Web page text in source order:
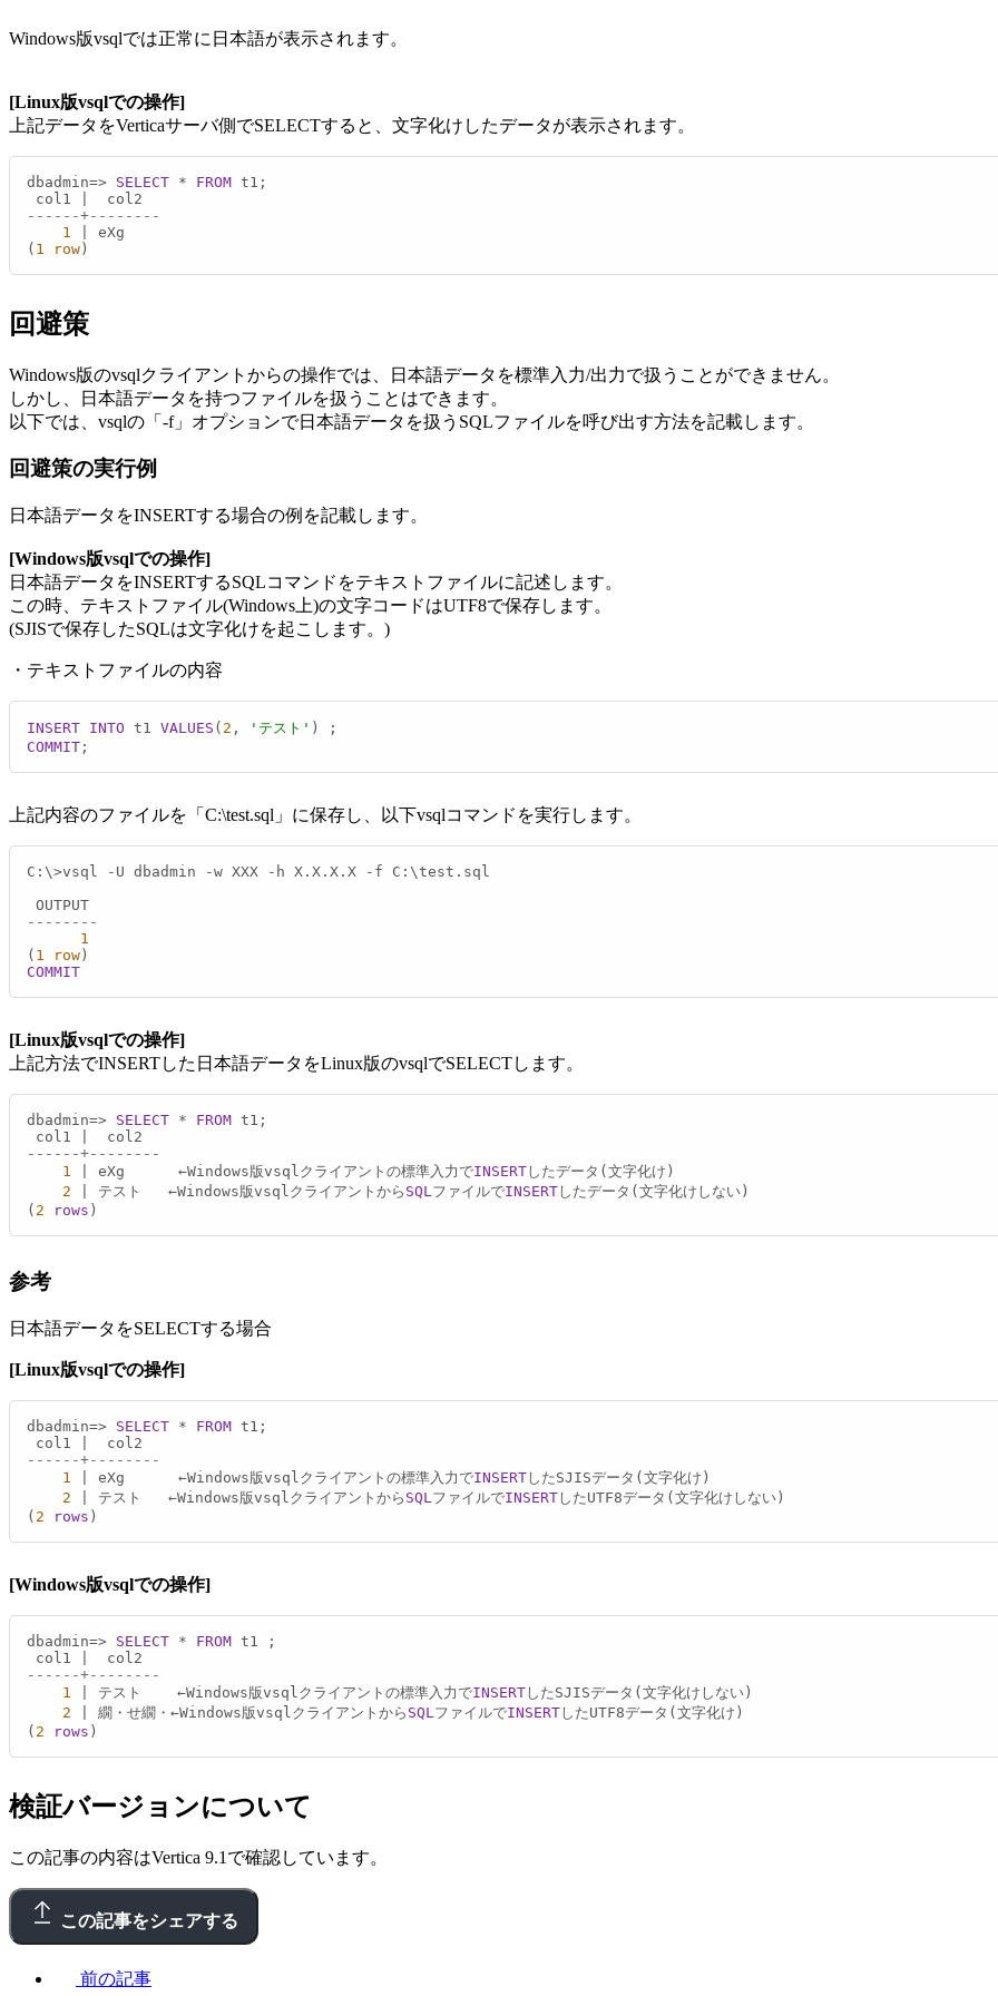
Windows版vsqlでは正常に日本語が表示されます。
[Linux版vsqlでの操作]
上記データをVerticaサーバ側でSELECTすると、文字化けしたデータが表示されます。
dbadmin=> SELECT * FROM t1;
col1
------+--------
1
eXg
( 1 row )
回避策
Windows版のvsqlクライアントからの操作では、日本語データを標準入力/出力で扱うことができません。
しかし、日本語データを持つファイルを扱うことはできます。
以下では、vsqlの「-f」オプションで日本語データを扱うSQLファイルを呼び出す方法を記載します。
回避策の実行例
日本語データをINSERTする場合の例を記載します。
[Windows版vsqlでの操作]
日本語データをINSERTするSQLコマンドをテキストファイルに記述します。
この時、テキストファイル(Windows上)の文字コードはUTF8で保存します。
(SJISで保存したSQLは文字化けを起こします。)
・テキストファイルの内容
INSERT INTO t1 VALUES ( 2 , 'テスト'
COMMIT ;
上記内容のファイルを「C:\test.sql」に保存し、以下vsqlコマンドを実行します。
C:\>vsql - U dbadmin -w XXX - h X.X.X.X - f C:\test.sql
--------
1
( 1 row
COMMIT
[Linux版vsqlでの操作]
上記方法でINSERTした日本語データをLinux版のvsqlでSELECTします。
dbadmin=> SELECT * FROM t1;
col1
------+--------
1
eXg      ←Windows版vsqlクライアントの標準入力でINSERT したデータ(文字化け)
2
テスト   ←Windows版vsqlクライアントから SQLファイルでINSERT したデータ(文字化けしない)
( 2 rows )
参考
日本語データをSELECTする場合
[Linux版vsqlでの操作]
dbadmin=> SELECT * FROM t1;
col1
------+--------
1
eXg      ←Windows版vsqlクライアントの標準入力でINSERT したSJISデータ(文字化け)
2
テスト   ←Windows版vsqlクライアントから SQL ファイルでINSERT したUTF8データ(文字化けしない)
( 2 rows )
[Windows版vsqlでの操作]
dbadmin=> SELECT * FROM t1 ;
col1
------+--------
1
テスト    ←Windows版vsqlクライアントの標準入力でINSERT したSJISデータ(文字化けしない)
2
繝・せ繝・←Windows版vsqlクライアントから SQL ファイルでINSERT したUTF8データ(文字化け)
( 2 rows )
検証バージョンについて
この記事の内容はVertica 9.1で確認しています。
この記事をシェアする
前の記事